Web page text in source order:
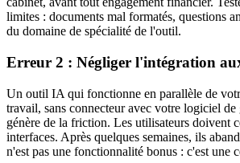
limites : documents mal formatés, questions
du domaine de spécialité de l'outil.
Erreur 2 : Négliger l'intégration
Un outil IA qui fonctionne en parallèle de
travail, sans connecteur avec votre logiciel
génère de la friction. Les utilisateurs doivent
interfaces. Après quelques semaines, ils
n'est pas une fonctionnalité bonus : c'est une